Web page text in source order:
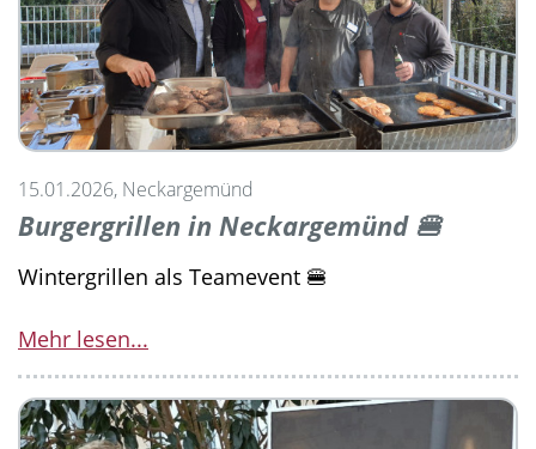
15.01.2026, Neckargemünd
Burgergrillen in Neckargemünd 🍔
Wintergrillen als Teamevent 🍔
Mehr lesen...